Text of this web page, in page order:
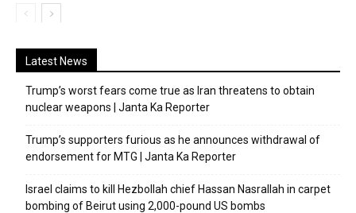
Latest News
Trump’s worst fears come true as Iran threatens to obtain
nuclear weapons | Janta Ka Reporter
Trump’s supporters furious as he announces withdrawal of
endorsement for MTG | Janta Ka Reporter
Israel claims to kill Hezbollah chief Hassan Nasrallah in carpet
bombing of Beirut using 2,000-pound US bombs